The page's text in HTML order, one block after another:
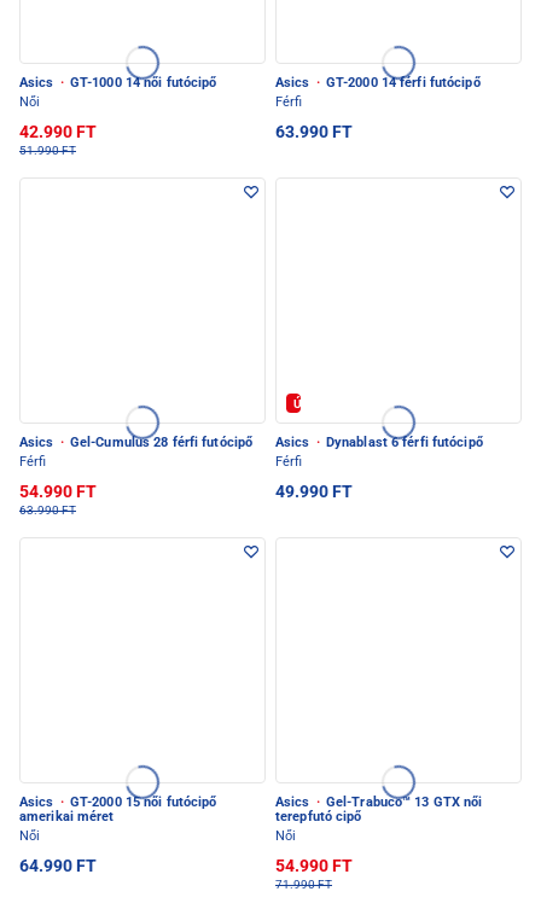
Asics · GT-1000 14 női futócipő
Női
42.990 FT
51.990 FT
Asics · GT-2000 14 férfi futócipő
Férfi
63.990 FT
Asics · Gel-Cumulus 28 férfi futócipő
Férfi
54.990 FT
63.990 FT
Új
Asics · Dynablast 6 férfi futócipő
Férfi
49.990 FT
Asics · GT-2000 15 női futócipő
amerikai méret
Női
64.990 FT
Asics · Gel-Trabuco™ 13 GTX női
terepfutó cipő
Női
54.990 FT
71.990 FT